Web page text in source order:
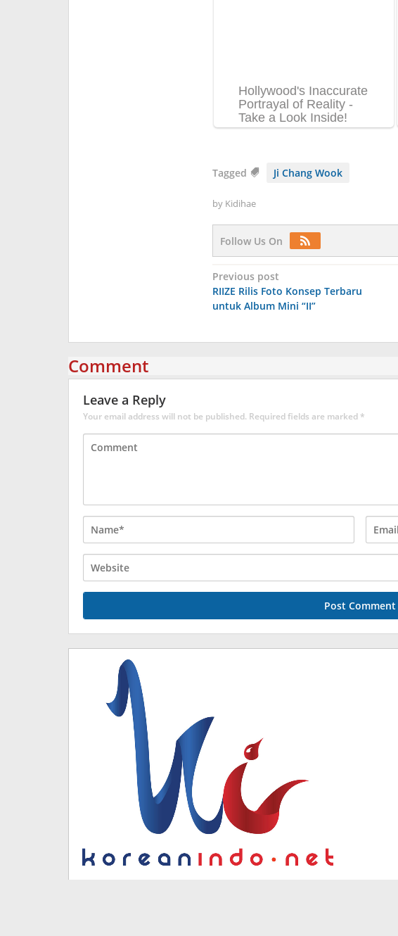
Tagged Ji Chang Wook
by Kidihae
Follow Us On
Post
navigation
Previous post
RIIZE Rilis Foto Konsep Terbaru
untuk Album Mini “II”
Comment
Leave a Reply
Your email address will not be published. Required fields are marked*